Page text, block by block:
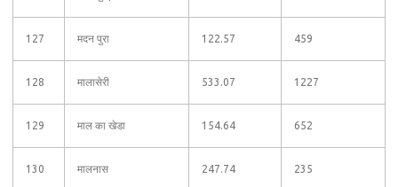
127 मदन पुरा 122.57 459
128 मालासेरी 533.07 1227
129 माल का खेडा 154.64 652
130 मालनास 247.74 235